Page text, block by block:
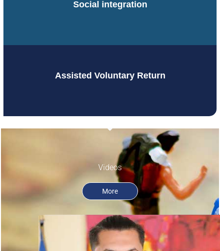
Social integration
Assisted Voluntary Return
Videos
More